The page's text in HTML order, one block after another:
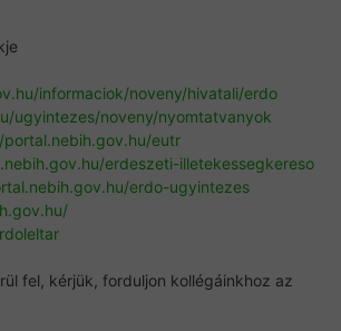
informaciok/noveny/hivatali/erdo
ugyintezes/noveny/nyomtatvanyok
eutr
erdeszeti-illetekessegkereso
erdo-ugyintezes
fel, kérjük, forduljon kollégáinkhoz az